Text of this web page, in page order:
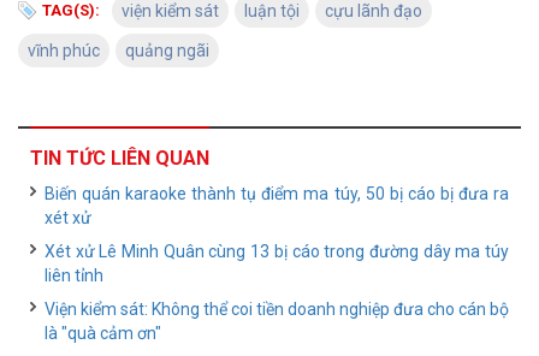
TAG(S): viện kiểm sát luận tội cựu lãnh đạo
vĩnh phúc quảng ngãi
TIN TỨC LIÊN QUAN
Biến quán karaoke thành tụ điểm ma túy, 50 bị cáo bị đưa ra
xét xử
Xét xử Lê Minh Quân cùng 13 bị cáo trong đường dây ma túy
liên tỉnh
Viện kiểm sát: Không thể coi tiền doanh nghiệp đưa cho cán bộ
là "quà cảm ơn"